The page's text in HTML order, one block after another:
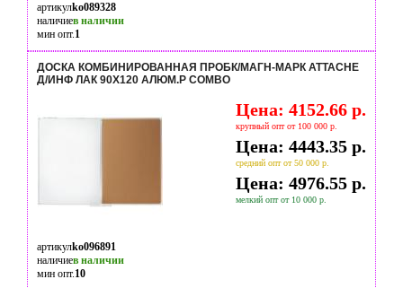
артикулko089328
наличиев наличии
мин опт.1
ДОСКА КОМБИНИРОВАННАЯ ПРОБК/МАГН-МАРК ATTACHE
Д/ИНФ ЛАК 90Х120 АЛЮМ.Р COMBO
Цена: 4152.66 р.
крупный опт от 100 000 р.
Цена: 4443.35 р.
средний опт от 50 000 р.
Цена: 4976.55 р.
мелкий опт от 10 000 р.
артикулko096891
наличиев наличии
мин опт.10